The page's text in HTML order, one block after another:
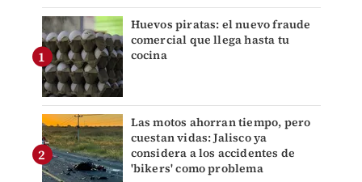
Huevos piratas: el nuevo fraude
comercial que llega hasta tu
cocina
Las motos ahorran tiempo, pero
cuestan vidas: Jalisco ya
considera a los accidentes de
'bikers' como problema